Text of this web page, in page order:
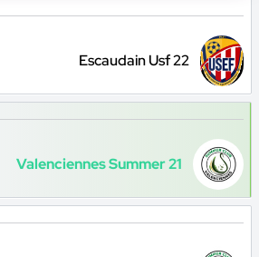
Escaudain Usf 22
Valenciennes Summer 21